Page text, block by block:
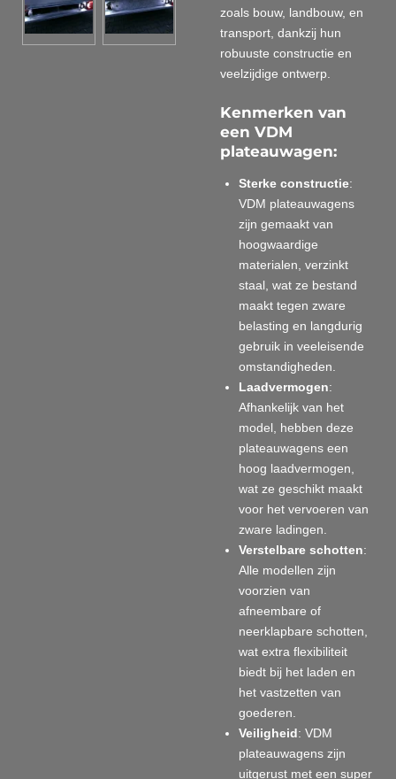
zoals bouw, landbouw, en
transport, dankzij hun
robuuste constructie en
veelzijdige ontwerp.
Kenmerken van
een VDM
plateauwagen:
Sterke constructie:
VDM plateauwagens
zijn gemaakt van
hoogwaardige
materialen, verzinkt
staal, wat ze bestand
maakt tegen zware
belasting en langdurig
gebruik in veeleisende
omstandigheden.
Laadvermogen:
Afhankelijk van het
model, hebben deze
plateauwagens een
hoog laadvermogen,
wat ze geschikt maakt
voor het vervoeren van
zware ladingen.
Verstelbare schotten:
Alle modellen zijn
voorzien van
afneembare of
neerklapbare schotten,
wat extra flexibiliteit
biedt bij het laden en
het vastzetten van
goederen.
Veiligheid: VDM
plateauwagens zijn
uitgerust met een super